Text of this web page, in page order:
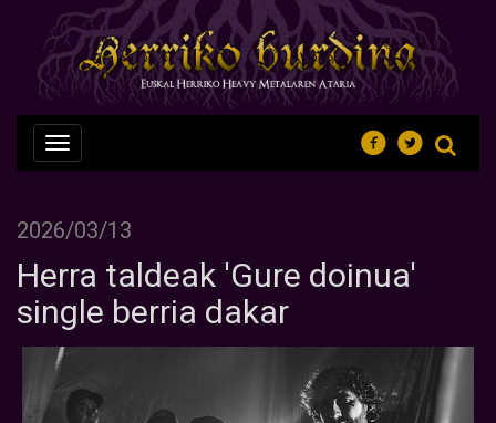
Nabegazioa
ireki
2026/03/13
Herra taldeak 'Gure doinua'
single berria dakar